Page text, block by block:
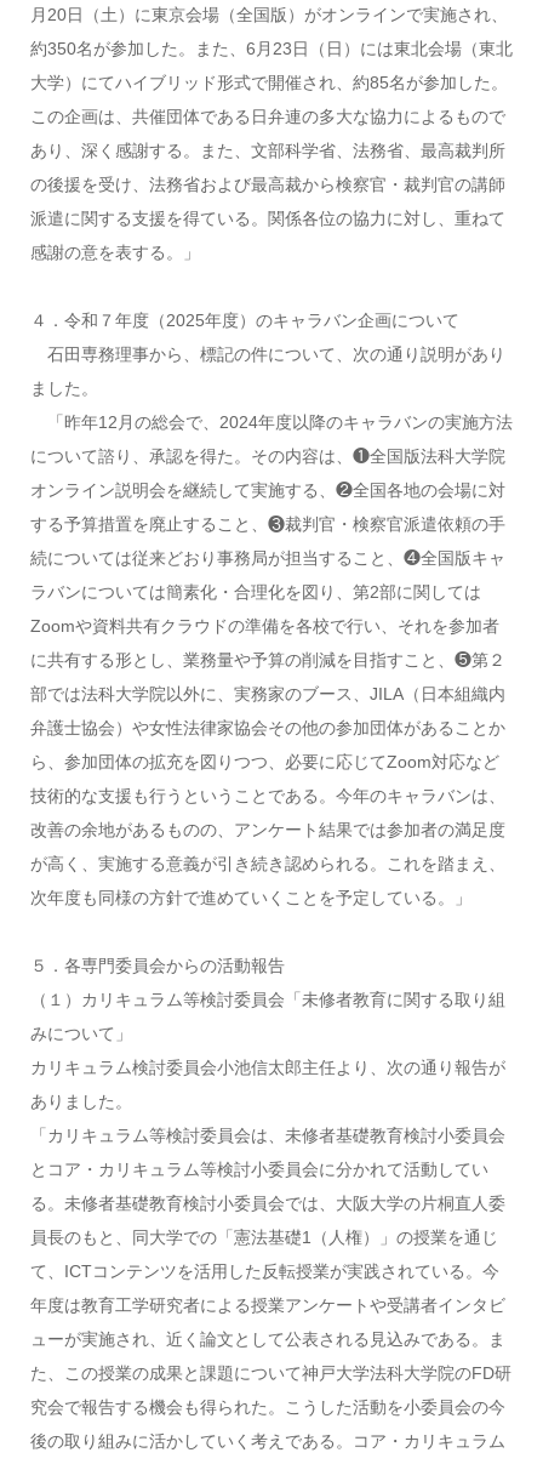
月20日（土）に東京会場（全国版）がオンラインで実施され、
約350名が参加した。また、6月23日（日）には東北会場（東北
大学）にてハイブリッド形式で開催され、約85名が参加した。
この企画は、共催団体である日弁連の多大な協力によるもので
あり、深く感謝する。また、文部科学省、法務省、最高裁判所
の後援を受け、法務省および最高裁から検察官・裁判官の講師
派遣に関する支援を得ている。関係各位の協力に対し、重ねて
感謝の意を表する。」
４．令和７年度（2025年度）のキャラバン企画について
石田専務理事から、標記の件について、次の通り説明があり
ました。
「昨年12月の総会で、2024年度以降のキャラバンの実施方法
について諮り、承認を得た。その内容は、❶全国版法科大学院
オンライン説明会を継続して実施する、❷全国各地の会場に対
する予算措置を廃止すること、❸裁判官・検察官派遣依頼の手
続については従来どおり事務局が担当すること、❹全国版キャ
ラバンについては簡素化・合理化を図り、第2部に関しては
Zoomや資料共有クラウドの準備を各校で行い、それを参加者
に共有する形とし、業務量や予算の削減を目指すこと、❺第２
部では法科大学院以外に、実務家のブース、JILA（日本組織内
弁護士協会）や女性法律家協会その他の参加団体があることか
ら、参加団体の拡充を図りつつ、必要に応じてZoom対応など
技術的な支援も行うということである。今年のキャラバンは、
改善の余地があるものの、アンケート結果では参加者の満足度
が高く、実施する意義が引き続き認められる。これを踏まえ、
次年度も同様の方針で進めていくことを予定している。」
５．各専門委員会からの活動報告
（１）カリキュラム等検討委員会「未修者教育に関する取り組
みについて」
カリキュラム検討委員会小池信太郎主任より、次の通り報告が
ありました。
「カリキュラム等検討委員会は、未修者基礎教育検討小委員会
とコア・カリキュラム等検討小委員会に分かれて活動してい
る。未修者基礎教育検討小委員会では、大阪大学の片桐直人委
員長のもと、同大学での「憲法基礎1（人権）」の授業を通じ
て、ICTコンテンツを活用した反転授業が実践されている。今
年度は教育工学研究者による授業アンケートや受講者インタビ
ューが実施され、近く論文として公表される見込みである。ま
た、この授業の成果と課題について神戸大学法科大学院のFD研
究会で報告する機会も得られた。こうした活動を小委員会の今
後の取り組みに活かしていく考えである。コア・カリキュラム